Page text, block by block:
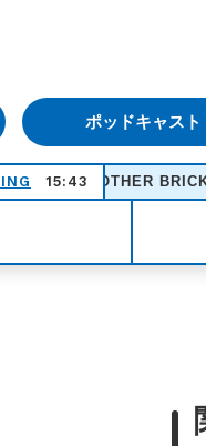
ポッドキャスト
15:43
ANOTHER BRICK IN THE